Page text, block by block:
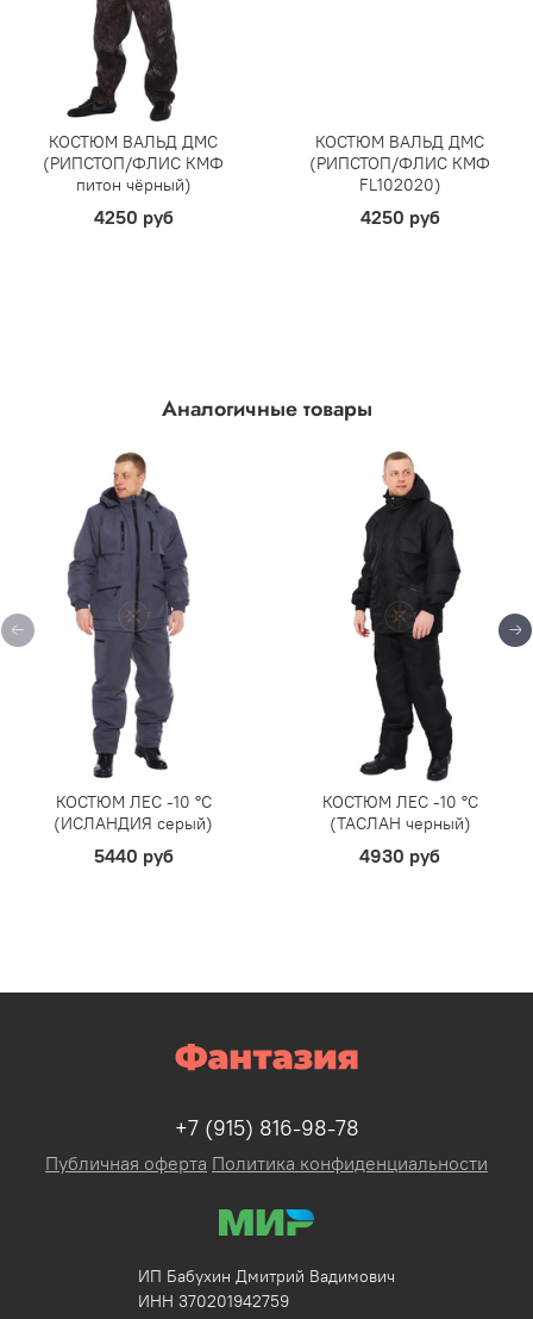
КОСТЮМ ВАЛЬД ДМС
(РИПСТОП/ФЛИС КМФ
питон чёрный)
4250 руб
КОСТЮМ ВАЛЬД ДМС
(РИПСТОП/ФЛИС КМФ
FL102020)
4250 руб
Аналогичные товары
КОСТЮМ ЛЕС -10 °C
(ИСЛАНДИЯ серый)
5440 руб
КОСТЮМ ЛЕС -10 °C
(ТАСЛАН черный)
4930 руб
+7 (915) 816-98-78
Публичная оферта Политика конфиденциальности
ИП Бабухин Дмитрий Вадимович
ИНН 370201942759